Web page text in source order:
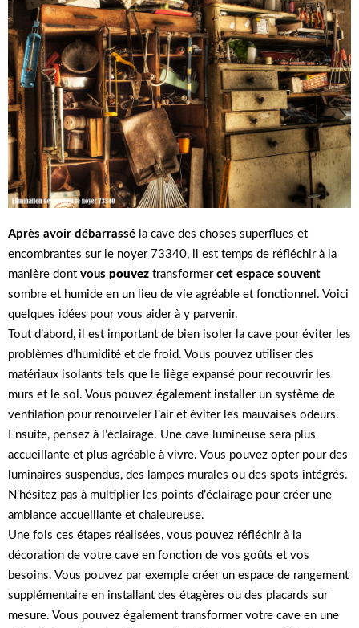
Après avoir débarrassé la cave des choses superflues et
encombrantes sur le noyer 73340, il est temps de réfléchir à la
manière dont vous pouvez transformer cet espace souvent
sombre et humide en un lieu de vie agréable et fonctionnel. Voici
quelques idées pour vous aider à y parvenir.
Tout d’abord, il est important de bien isoler la cave pour éviter les
problèmes d’humidité et de froid. Vous pouvez utiliser des
matériaux isolants tels que le liège expansé pour recouvrir les
murs et le sol. Vous pouvez également installer un système de
ventilation pour renouveler l’air et éviter les mauvaises odeurs.
Ensuite, pensez à l’éclairage. Une cave lumineuse sera plus
accueillante et plus agréable à vivre. Vous pouvez opter pour des
luminaires suspendus, des lampes murales ou des spots intégrés.
N’hésitez pas à multiplier les points d’éclairage pour créer une
ambiance accueillante et chaleureuse.
Une fois ces étapes réalisées, vous pouvez réfléchir à la
décoration de votre cave en fonction de vos goûts et vos
besoins. Vous pouvez par exemple créer un espace de rangement
supplémentaire en installant des étagères ou des placards sur
mesure. Vous pouvez également transformer votre cave en une